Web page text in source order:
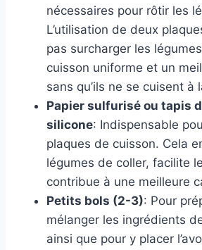
nécessaires pour rôtir les
L’utilisation de deux
pas surcharger les
cuisson uniforme et un
sans qu’ils ne se cuisent à
Papier sulfurisé ou tapis
silicone: Indispensable
plaques de cuisson. Cela
légumes de coller, facilite
contribue à une meilleure
Petits bols (2-3): Pour
mélanger les ingrédients
ainsi que pour y placer